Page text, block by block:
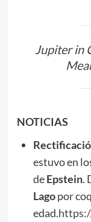
Jupiter in
NOTICIAS
estuvo en
deEpstein.
Lagopor
edad.